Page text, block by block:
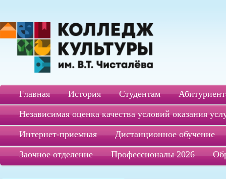
Главная История Студентам
Независимая оценка качества условий оказания
Интернет-приемная
Дистанционное обучение
Заочное отделение
Профессионалы 2026